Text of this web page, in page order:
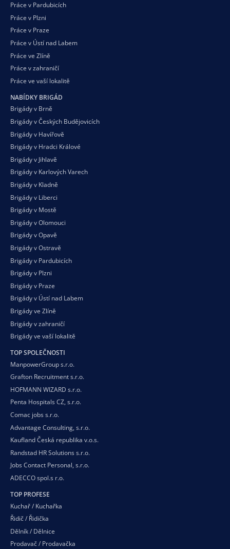
Práce v Pardubicích
Práce v Plzni
Práce v Praze
Práce v Ústí nad Labem
Práce ve Zlíně
Práce v zahraničí
Práce ve vaší lokalitě
NABÍDKY BRIGÁD
Brigády v Brně
Brigády v Českých Budějovicích
Brigády v Havířově
Brigády v Hradci Králové
Brigády v Jihlavě
Brigády v Karlových Varech
Brigády v Kladně
Brigády v Liberci
Brigády v Mostě
Brigády v Olomouci
Brigády v Opavě
Brigády v Ostravě
Brigády v Pardubicích
Brigády v Plzni
Brigády v Praze
Brigády v Ústí nad Labem
Brigády ve Zlíně
Brigády v zahraničí
Brigády ve vaší lokalitě
TOP SPOLEČNOSTI
ManpowerGroup s.r.o.
Grafton Recruitment s.r.o.
HOFMANN WIZARD s.r.o.
Penta Hospitals CZ, s.r.o.
Comac jobs s.r.o.
Advantage Consulting, s.r.o.
Kaufland Česká republika v.o.s.
Randstad HR Solutions s.r.o.
Jobs Contact Personal, s.r.o.
ADECCO spol.s r.o.
TOP PROFESE
Kuchař / Kuchařka
Řidič / Řidička
Dělník / Dělnice
Prodavač / Prodavačka